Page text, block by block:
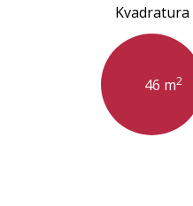
Kvadratura
46 m2